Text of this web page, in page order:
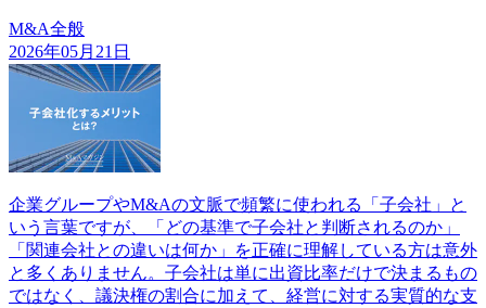
M&A全般
2026年05月21日
企業グループやM&Aの文脈で頻繁に使われる「子会社」と
いう言葉ですが、「どの基準で子会社と判断されるのか」
「関連会社との違いは何か」を正確に理解している方は意外
と多くありません。子会社は単に出資比率だけで決まるもの
ではなく、議決権の割合に加えて、経営に対する実質的な支